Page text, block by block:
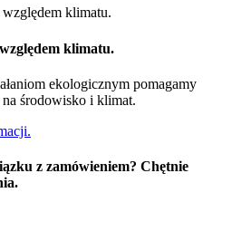
klimatu.
ekologicznym pomagamy
środowisko i klimat.
z zamówieniem? Chętnie